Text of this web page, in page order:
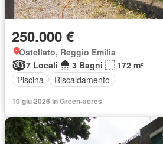
250.000 €
Ostellato, Reggio Emilia
7 Locali
3 Bagni
172 m²
Piscina
Riscaldamento
10 giu 2026 in Green-acres